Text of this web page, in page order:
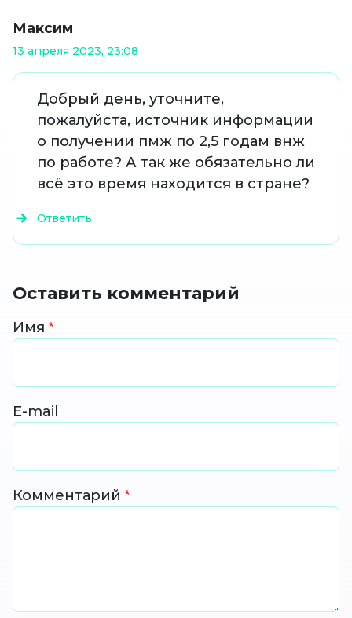
Максим
13 апреля 2023, 23:08
Добрый день, уточните,
пожалуйста, источник информации
о получении пмж по 2,5 годам внж
по работе? А так же обязательно ли
всё это время находится в стране?
Ответить
Оставить комментарий
Имя
E-mail
Комментарий